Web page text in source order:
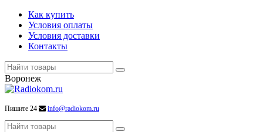
Как купить
Условия оплаты
Условия доставки
Контакты
Воронеж
Пишите 24 info@radiokom.ru